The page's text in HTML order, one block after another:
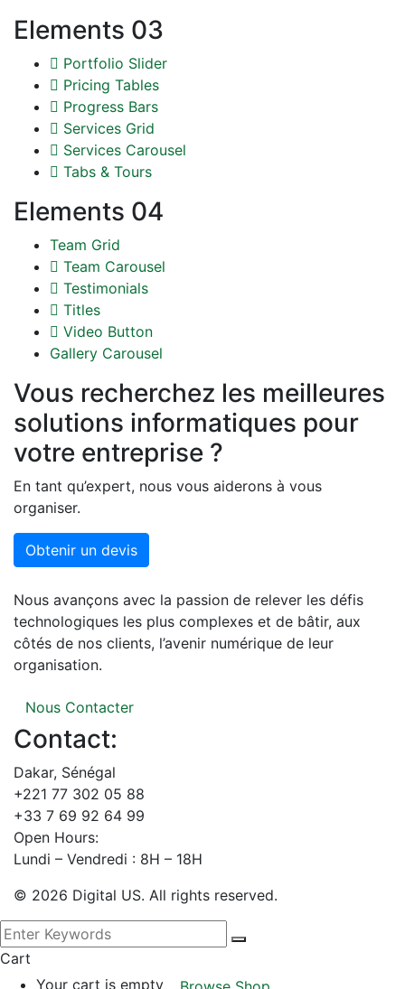
Elements 03
Portfolio Slider
Pricing Tables
Progress Bars
Services Grid
Services Carousel
Tabs & Tours
Elements 04
Team Grid
Team Carousel
Testimonials
Titles
Video Button
Gallery Carousel
Vous recherchez les meilleures
solutions informatiques pour
votre entreprise ?
En tant qu’expert, nous vous aiderons à vous
organiser.
Obtenir un devis
Nous avançons avec la passion de relever les défis
technologiques les plus complexes et de bâtir, aux
côtés de nos clients, l’avenir numérique de leur
organisation.
Nous Contacter
Contact:
Dakar, Sénégal
+221 77 302 05 88
+33 7 69 92 64 99
Open Hours:
Lundi – Vendredi : 8H – 18H
© 2026 Digital US. All rights reserved.
Cart
Your cart is empty